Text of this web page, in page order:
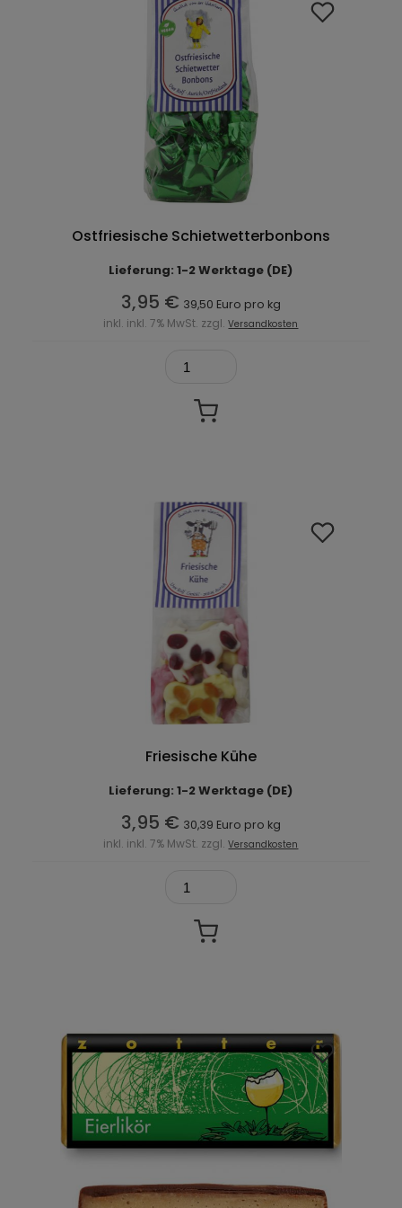
Ostfriesische Schietwetterbonbons
Lieferung: 1-2 Werktage (DE)
3,95 € 39,50 Euro pro kg
inkl. inkl. 7% MwSt. zzgl.Versandkosten
Friesische Kühe
Lieferung: 1-2 Werktage (DE)
3,95 € 30,39 Euro pro kg
inkl. inkl. 7% MwSt. zzgl.Versandkosten